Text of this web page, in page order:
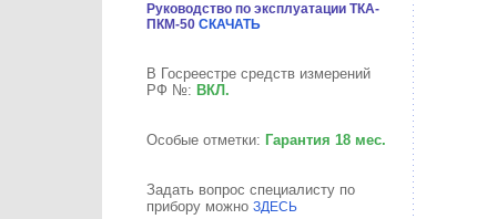
Руководство по эксплуатации ТКА-
ПКМ-50 СКАЧАТЬ
В Госреестре средств измерений
РФ №: ВКЛ.
Особые отметки: Гарантия 18 мес.
Задать вопрос специалисту по
прибору можно ЗДЕСЬ